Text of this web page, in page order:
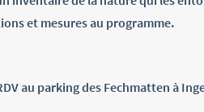
et mesures au programme.
au parking des Fechmatten à